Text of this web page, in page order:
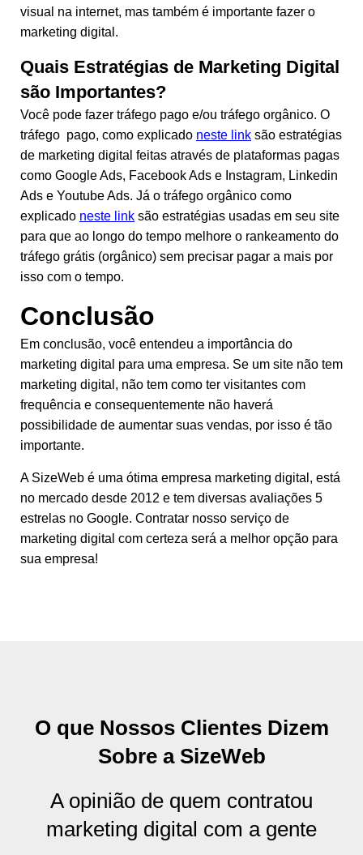
visual na internet, mas também é importante fazer o
marketing digital.
Quais Estratégias de Marketing Digital
são Importantes?
Você pode fazer tráfego pago e/ou tráfego orgânico. O
tráfego pago, como explicado neste link são estratégias
de marketing digital feitas através de plataformas pagas
como Google Ads, Facebook Ads e Instagram, Linkedin
Ads e Youtube Ads. Já o tráfego orgânico como
explicado neste link são estratégias usadas em seu site
para que ao longo do tempo melhore o rankeamento do
tráfego grátis (orgânico) sem precisar pagar a mais por
isso com o tempo.
Conclusão
Em conclusão, você entendeu a importância do
marketing digital para uma empresa. Se um site não tem
marketing digital, não tem como ter visitantes com
frequência e consequentemente não haverá
possibilidade de aumentar suas vendas, por isso é tão
importante.
A SizeWeb é uma ótima empresa marketing digital, está
no mercado desde 2012 e tem diversas avaliações 5
estrelas no Google. Contratar nosso serviço de
marketing digital com certeza será a melhor opção para
sua empresa!
O que Nossos Clientes Dizem
Sobre a SizeWeb
A opinião de quem contratou
marketing digital com a gente